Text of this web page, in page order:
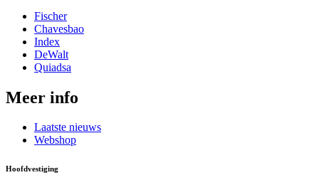
Fischer
Chavesbao
Index
DeWalt
Quiadsa
Meer info
Laatste nieuws
Webshop
Hoofdvestiging